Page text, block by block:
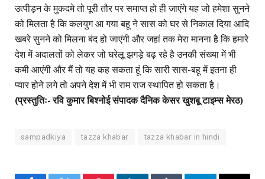
उत्पीड़न के मुकदमे तो पूरी तौर पर समाप्त हो ही जाएंगे यह जो हमेशा सुनने
को मिलता है कि कलयुग आ गया बहू ने सास को घर से निकाल दिया आदि
खबरे सुनने को मिलना बंद हो जाएंगी और जहां तक मेरा मानना है कि हमारे
देश में अदालतों को लेकर जो घरेलू झगड़े बढ़ रहे है उनकी संख्या में भी
कमी आएंगी और मैं तो यह कह सकता हूं कि सारी सास-बहू में इतना ही
प्यार होने लगे तो अपने देश में भी राम राज स्थापित हो सकता है।
(प्रस्तुतिः- रवि कुमार बिश्नोई संपादक दैनिक केसर खुशबू टाइम्स मेरठ)
sampadkiya tazza khabar tazza khabar in hindi